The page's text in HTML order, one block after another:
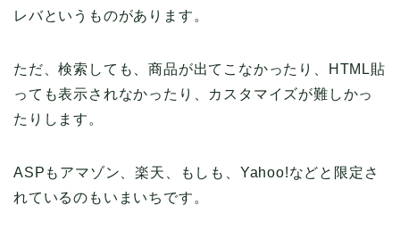
レバというものがあります。
ただ、検索しても、商品が出てこなかったり、HTML貼
っても表示されなかったり、カスタマイズが難しかっ
たりします。
ASPもアマゾン、楽天、もしも、Yahoo!などと限定さ
れているのもいまいちです。